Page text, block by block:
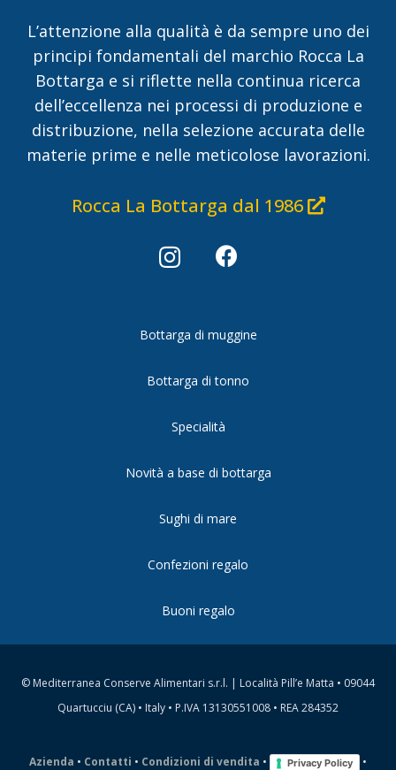
L’attenzione alla qualità è da sempre uno dei
principi fondamentali del marchio Rocca La
Bottarga e si riflette nella continua ricerca
dell’eccellenza nei processi di produzione e
distribuzione, nella selezione accurata delle
materie prime e nelle meticolose lavorazioni.
Rocca La Bottarga dal 1986
Bottarga di muggine
Bottarga di tonno
Specialità
Novità a base di bottarga
Sughi di mare
Confezioni regalo
Buoni regalo
© Mediterranea Conserve Alimentari s.r.l. | Località Pill’e Matta • 09044
Quartucciu (CA) • Italy • P.IVA 13130551008 • REA 284352
Azienda • Contatti • Condizioni di vendita • Privacy Policy •